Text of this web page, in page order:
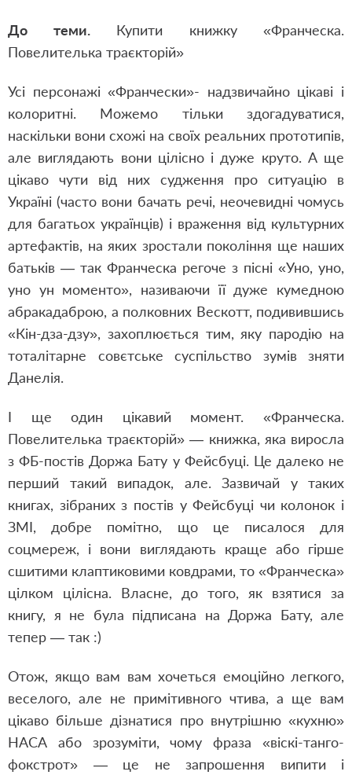
До теми.Купити книжку «Франческа.
Повелителька траєкторій»
Усі персонажі «Франчески»- надзвичайно цікаві і
колоритні. Можемо тільки здогадуватися,
наскільки вони схожі на своїх реальних прототипів,
але виглядають вони цілісно і дуже круто. А ще
цікаво чути від них судження про ситуацію в
Україні (часто вони бачать речі, неочевидні чомусь
для багатьох українців) і враження від культурних
артефактів, на яких зростали покоління ще наших
батьків — так Франческа регоче з пісні «Уно, уно,
уно ун моменто», називаючи її дуже кумедною
абракадаброю, а полковних Вескотт, подивившись
«Кін-дза-дзу», захоплюється тим, яку пародію на
тоталітарне совєтське суспільство зумів зняти
Данелія.
І ще один цікавий момент. «Франческа.
Повелителька траєкторій» — книжка, яка виросла
з ФБ-постів Доржа Бату у Фейсбуці. Це далеко не
перший такий випадок, але. Зазвичай у таких
книгах, зібраних з постів у Фейсбуці чи колонок і
ЗМІ, добре помітно, що це писалося для
соцмереж, і вони виглядають краще або гірше
сшитими клаптиковими ковдрами, то «Франческа»
цілком цілісна. Власне, до того, як взятися за
книгу, я не була підписана на Доржа Бату, але
тепер — так :)
Отож, якщо вам вам хочеться емоційно легкого,
веселого, але не примітивного чтива, а ще вам
цікаво більше дізнатися про внутрішню «кухню»
НАСА або зрозуміти, чому фраза «віскі-танго-
фокстрот» — це не запрошення випити і